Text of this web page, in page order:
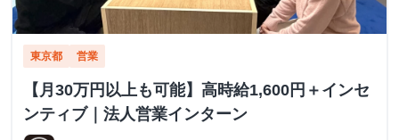
東京都 営業
【月30万円以上も可能】高時給1,600円＋インセ
ンティブ｜法人営業インターン